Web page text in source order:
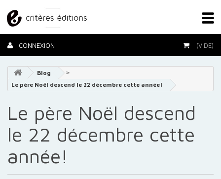
CONNEXION (VIDE)
Blog > >
Le père Noël descend le 22 décembre cette année!
Le père Noël descend
le 22 décembre cette
année!